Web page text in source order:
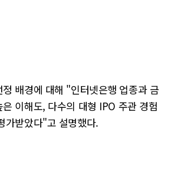
배경에 대해 "인터넷은행 업종과 금
이해도, 다수의 대형 IPO 주관 경험
가받았다"고 설명했다.